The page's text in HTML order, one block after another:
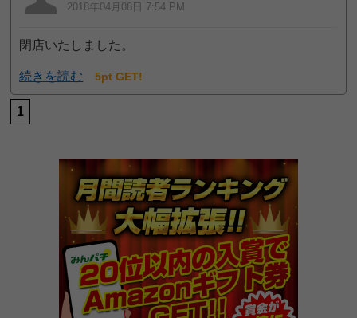
2018年04月08日 7:54 PM
閉店いたしました。
続きを読む 5pt GET!
1